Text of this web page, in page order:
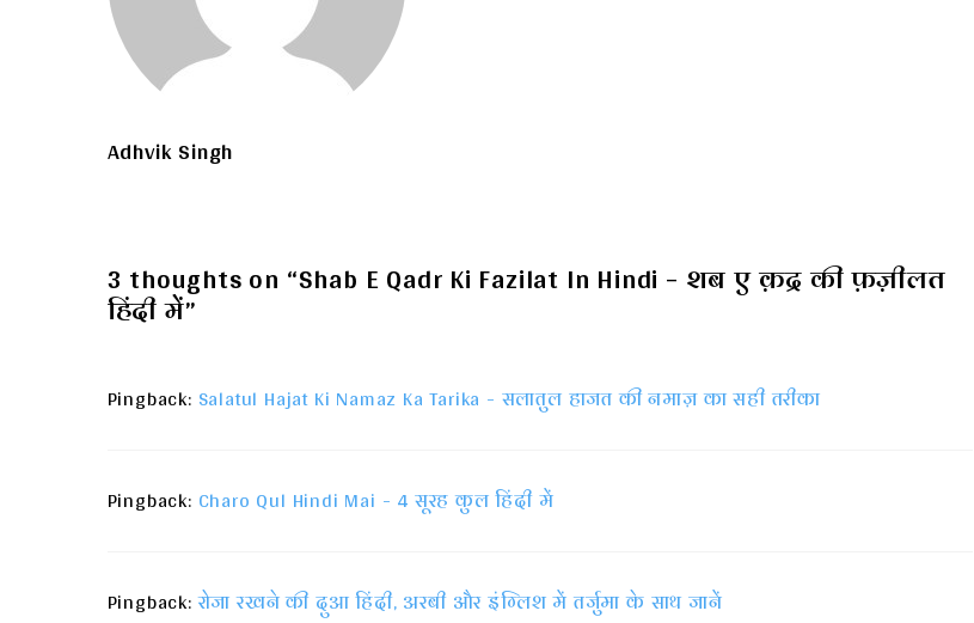
Adhvik Singh
3 thoughts on “Shab E Qadr Ki Fazilat In Hindi – शब ए क़द्र की फ़ज़ीलत
हिंदी में”
Pingback: Salatul Hajat Ki Namaz Ka Tarika - सलातुल हाजत की नमाज़ का सही तरीका
Pingback: Charo Qul Hindi Mai - 4 सूरह कुल हिंदी में
Pingback:रोजा रखने की दुआ हिंदी, अरबी और इंग्लिश में तर्जुमा के साथ जानें